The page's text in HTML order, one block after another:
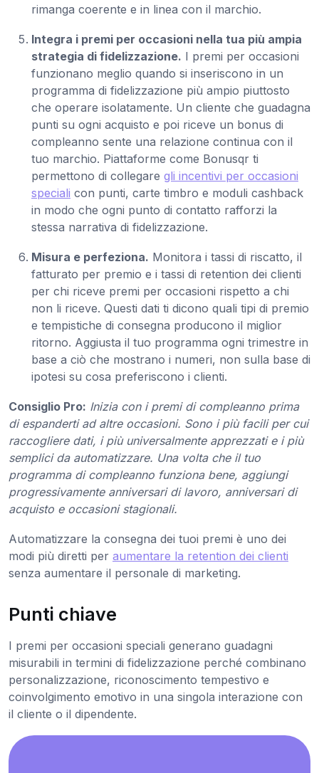
rimanga coerente e in linea con il marchio.
Integra i premi per occasioni nella tua più ampia
strategia di fidelizzazione. I premi per occasioni
funzionano meglio quando si inseriscono in un
programma di fidelizzazione più ampio piuttosto
che operare isolatamente. Un cliente che guadagna
punti su ogni acquisto e poi riceve un bonus di
compleanno sente una relazione continua con il
tuo marchio. Piattaforme come Bonusqr ti
permettono di collegare gli incentivi per occasioni
speciali con punti, carte timbro e moduli cashback
in modo che ogni punto di contatto rafforzi la
stessa narrativa di fidelizzazione.
Misura e perfeziona. Monitora i tassi di riscatto, il
fatturato per premio e i tassi di retention dei clienti
per chi riceve premi per occasioni rispetto a chi
non li riceve. Questi dati ti dicono quali tipi di premio
e tempistiche di consegna producono il miglior
ritorno. Aggiusta il tuo programma ogni trimestre in
base a ciò che mostrano i numeri, non sulla base di
ipotesi su cosa preferiscono i clienti.
Consiglio Pro: Inizia con i premi di compleanno prima
di espanderti ad altre occasioni. Sono i più facili per cui
raccogliere dati, i più universalmente apprezzati e i più
semplici da automatizzare. Una volta che il tuo
programma di compleanno funziona bene, aggiungi
progressivamente anniversari di lavoro, anniversari di
acquisto e occasioni stagionali.
Automatizzare la consegna dei tuoi premi è uno dei
modi più diretti per aumentare la retention dei clienti
senza aumentare il personale di marketing.
Punti chiave
I premi per occasioni speciali generano guadagni
misurabili in termini di fidelizzazione perché combinano
personalizzazione, riconoscimento tempestivo e
coinvolgimento emotivo in una singola interazione con
il cliente o il dipendente.